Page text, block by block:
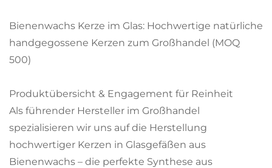
Bienenwachs Kerze im Glas: Hochwertige natürliche
handgegossene Kerzen zum Großhandel (MOQ
500)
Produktübersicht & Engagement für Reinheit
Als führender Hersteller im Großhandel
spezialisieren wir uns auf die Herstellung
hochwertiger Kerzen in Glasgefäßen aus
Bienenwachs – die perfekte Synthese aus